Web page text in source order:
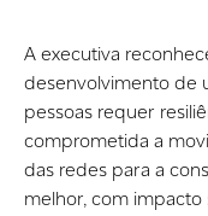
A executiva
desenvolvimento de
pessoas requer
comprometida a
das redes para a
melhor, com impacto